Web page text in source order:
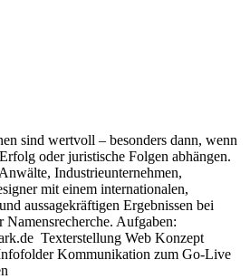
sind wertvoll – besonders dann, wenn
oder juristische Folgen abhängen.
Industrieunternehmen,
mit einem internationalen,
aussagekräftigen Ergebnissen bei
Aufgaben:
Texterstellung Web Konzept
Kommunikation zum Go-Live